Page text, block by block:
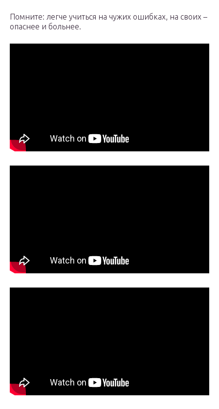
Помните: легче учиться на чужих ошибках, на своих –
опаснее и больнее.